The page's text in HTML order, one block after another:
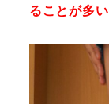
ることが多い